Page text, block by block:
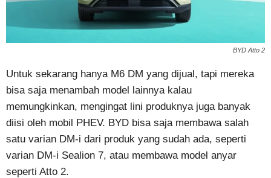
BYD Atto 2
Untuk sekarang hanya M6 DM yang dijual, tapi mereka
bisa saja menambah model lainnya kalau
memungkinkan, mengingat lini produknya juga banyak
diisi oleh mobil PHEV. BYD bisa saja membawa salah
satu varian DM-i dari produk yang sudah ada, seperti
varian DM-i Sealion 7, atau membawa model anyar
seperti Atto 2.